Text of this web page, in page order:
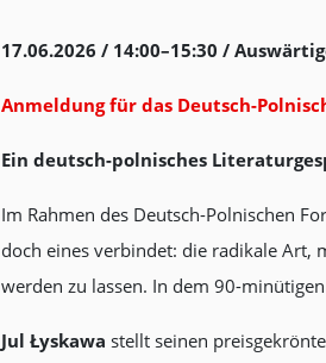
17.06.2026 / 14:00–15:30 /
Anmeldung für das Deutsch-
Ein deutsch-polnisches
Im Rahmen des Deutsch-Polnischen
doch eines verbindet: die radikale Art,
werden zu lassen. In dem 90-
Jul Łyskawa stellt seinen